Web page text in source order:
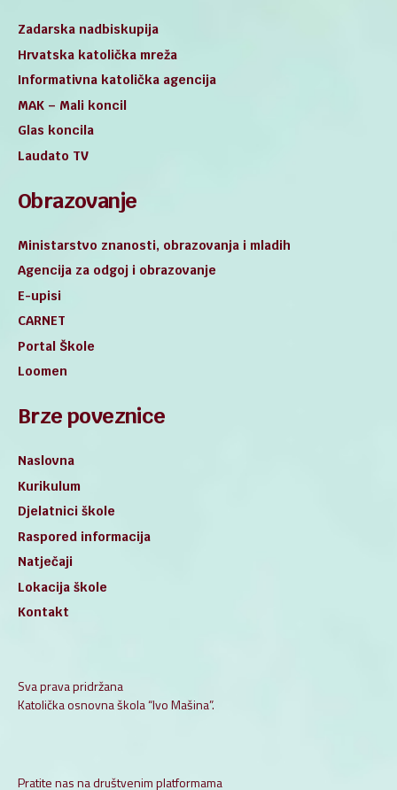
Zadarska nadbiskupija
Hrvatska katolička mreža
Informativna katolička agencija
MAK – Mali koncil
Glas koncila
Laudato TV
Obrazovanje
Ministarstvo znanosti, obrazovanja i mladih
Agencija za odgoj i obrazovanje
E-upisi
CARNET
Portal Škole
Loomen
Brze poveznice
Naslovna
Kurikulum
Djelatnici škole
Raspored informacija
Natječaji
Lokacija škole
Kontakt
Sva prava pridržana
Katolička osnovna škola “Ivo Mašina”.
Pratite nas na društvenim platformama